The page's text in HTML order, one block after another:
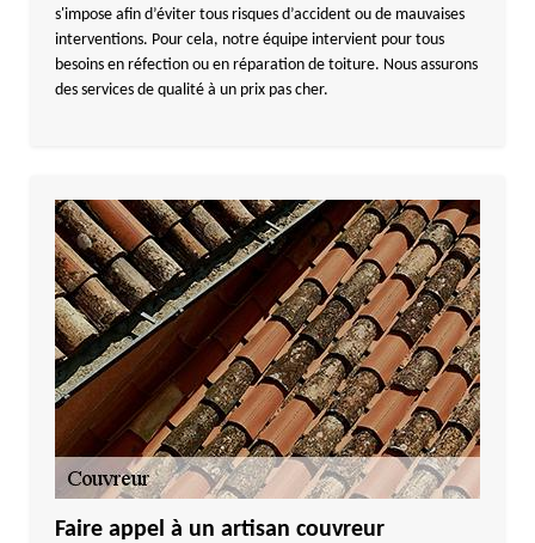
s'impose afin d’éviter tous risques d’accident ou de mauvaises
interventions. Pour cela, notre équipe intervient pour tous
besoins en réfection ou en réparation de toiture. Nous assurons
des services de qualité à un prix pas cher.
Faire appel à un artisan couvreur